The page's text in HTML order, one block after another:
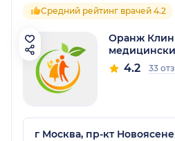
Средний рейтинг врачей 4.2
Оранж
4.2 33
г Москва, пр-кт